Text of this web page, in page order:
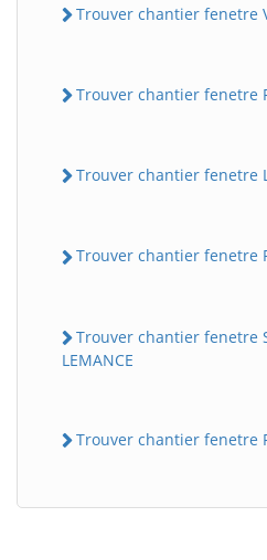
Trouver chantier fenetre
Trouver chantier fenetre
Trouver chantier fenetre
Trouver chantier fenetre
Trouver chantier fenetre
LEMANCE
Trouver chantier fenetre